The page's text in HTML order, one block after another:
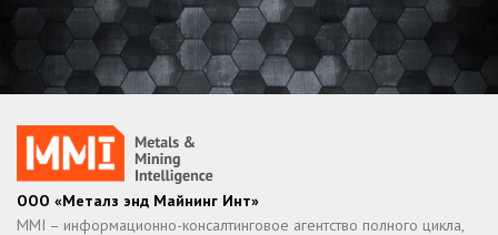
ООО «Металз энд Майнинг Инт»
MMI – информационно-консалтинговое агентство полного цикла,